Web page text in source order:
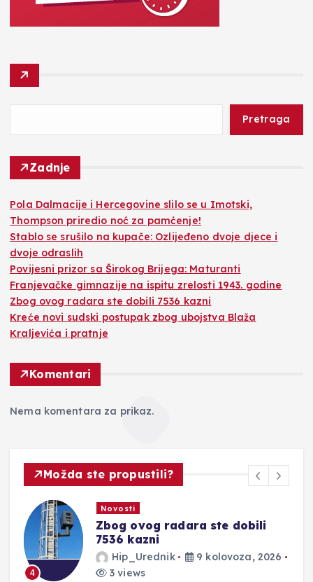
Pretraga
Zadnje
Pola Dalmacije i Hercegovine slilo se u Imotski,
Thompson priredio noć za pamćenje!
Stablo se srušilo na kupače: Ozlijeđeno dvoje djece i
dvoje odraslih
Povijesni prizor sa Širokog Brijega: Maturanti
Franjevačke gimnazije na ispitu zrelosti 1943. godine
Zbog ovog radara ste dobili 7536 kazni
Kreće novi sudski postupak zbog ubojstva Blaža
Kraljevića i pratnje
Komentari
Nema komentara za prikaz.
Možda ste propustili?
4
Novosti
Zbog ovog radara ste dobili
7536 kazni
Hip_Urednik
9 kolovoza, 2026
3 views